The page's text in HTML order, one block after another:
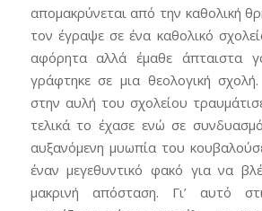
απομακρύνεται από την καθολική
τον έγραψε σε ένα καθολικό
αφόρητα αλλά έμαθε άπταιστα
γράφτηκε σε μια θεολογική
στην αυλή του σχολείου
τελικά το έχασε ενώ σε
αυξανόμενη μυωπία του
έναν μεγεθυντικό φακό για να
μακρινή απόσταση. Γι’ αυτό